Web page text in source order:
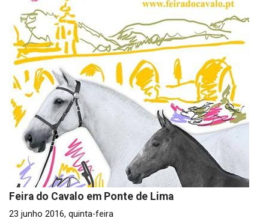
Feira do Cavalo em Ponte de Lima
23 junho 2016, quinta-feira